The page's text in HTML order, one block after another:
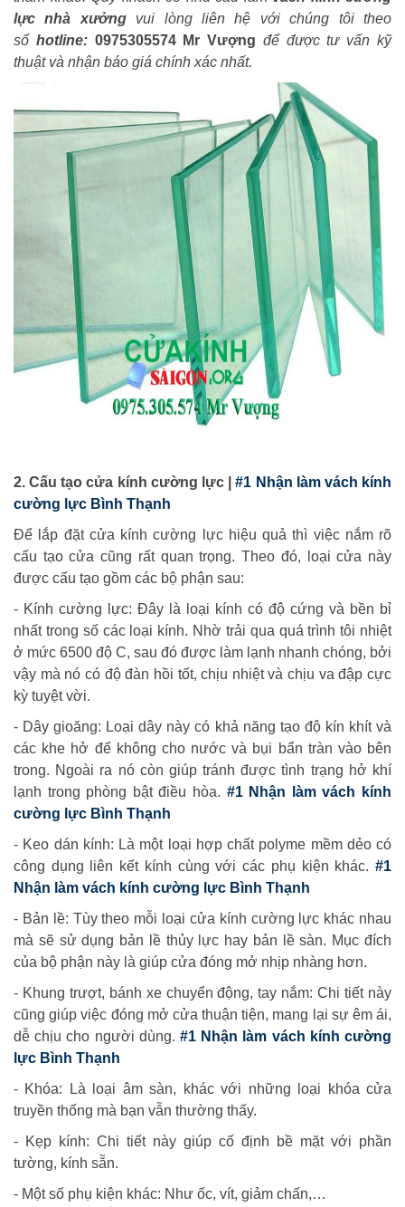
lực nhà xưởngvui lòng liên hệ với chúng tôi theo
số hotline: 0975305574 Mr Vượng để được tư vấn kỹ
thuật và nhận báo giá chính xác nhất.
2. Cấu tạo cửa kính cường lực |#1 Nhận làm vách kính
cường lực Bình Thạnh
Để lắp đặt cửa kính cường lực hiệu quả thì việc nắm rõ
cấu tạo cửa cũng rất quan trọng. Theo đó, loại cửa này
được cấu tạo gồm các bộ phận sau:
- Kính cường lực: Đây là loại kính có độ cứng và bền bỉ
nhất trong số các loại kính. Nhờ trải qua quá trình tôi nhiệt
ở mức 6500 độ C, sau đó được làm lạnh nhanh chóng, bởi
vậy mà nó có độ đàn hồi tốt, chịu nhiệt và chịu va đập cực
kỳ tuyệt vời.
- Dây gioăng: Loại dây này có khả năng tạo độ kín khít và
các khe hở để không cho nước và bụi bẩn tràn vào bên
trong. Ngoài ra nó còn giúp tránh được tình trạng hở khí
lạnh trong phòng bật điều hòa. #1 Nhận làm vách kính
cường lực Bình Thạnh
- Keo dán kính: Là một loại hợp chất polyme mềm dẻo có
công dụng liên kết kính cùng với các phụ kiện khác. #1
Nhận làm vách kính cường lực Bình Thạnh
- Bản lề: Tùy theo mỗi loại cửa kính cường lực khác nhau
mà sẽ sử dụng bản lề thủy lực hay bản lề sàn. Mục đích
của bộ phận này là giúp cửa đóng mở nhịp nhàng hơn.
- Khung trượt, bánh xe chuyển động, tay nắm: Chi tiết này
cũng giúp việc đóng mở cửa thuận tiện, mang lại sự êm ái,
dễ chịu cho người dùng. #1 Nhận làm vách kính cường
lực Bình Thạnh
- Khóa: Là loại âm sàn, khác với những loại khóa cửa
truyền thống mà bạn vẫn thường thấy.
- Kẹp kính: Chi tiết này giúp cố định bề mặt với phần
tường, kính sẵn.
- Một số phụ kiện khác: Như ốc, vít, giảm chấn,…